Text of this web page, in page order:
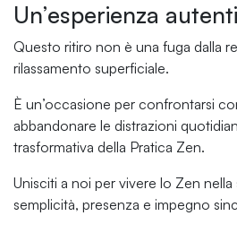
Un’esperienza
Questo ritiro non è una fuga dalla
rilassamento superficiale.
È un’occasione per confrontarsi
abbandonare le distrazioni
trasformativa della Pratica Zen.
Unisciti a noi per vivere lo Zen nella
semplicità, presenza e impegno